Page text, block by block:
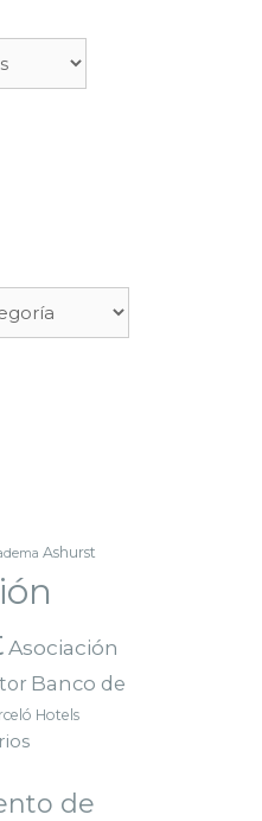
Ashurst
Asociación
Banco de
Hotels
de